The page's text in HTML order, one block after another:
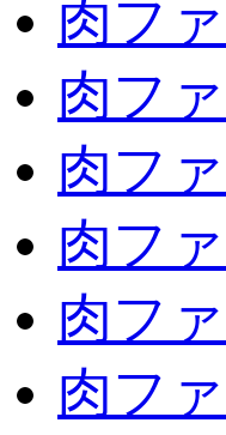
肉フ
肉フ
肉フ
肉フ
肉フ
肉フ